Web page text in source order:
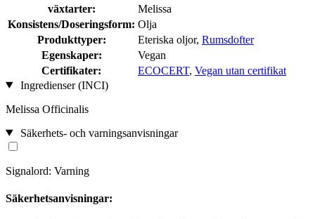
växtarter:
Melissa
Konsistens/Doseringsform: Olja
Produkttyper:
Eteriska oljor, Rumsdofter
Egenskaper:
Vegan
Certifikater:
ECOCERT, Vegan utan certifikat
Ingredienser (INCI)
Melissa Officinalis
Säkerhets- och varningsanvisningar
Signalord: Varning
Säkerhetsanvisningar: